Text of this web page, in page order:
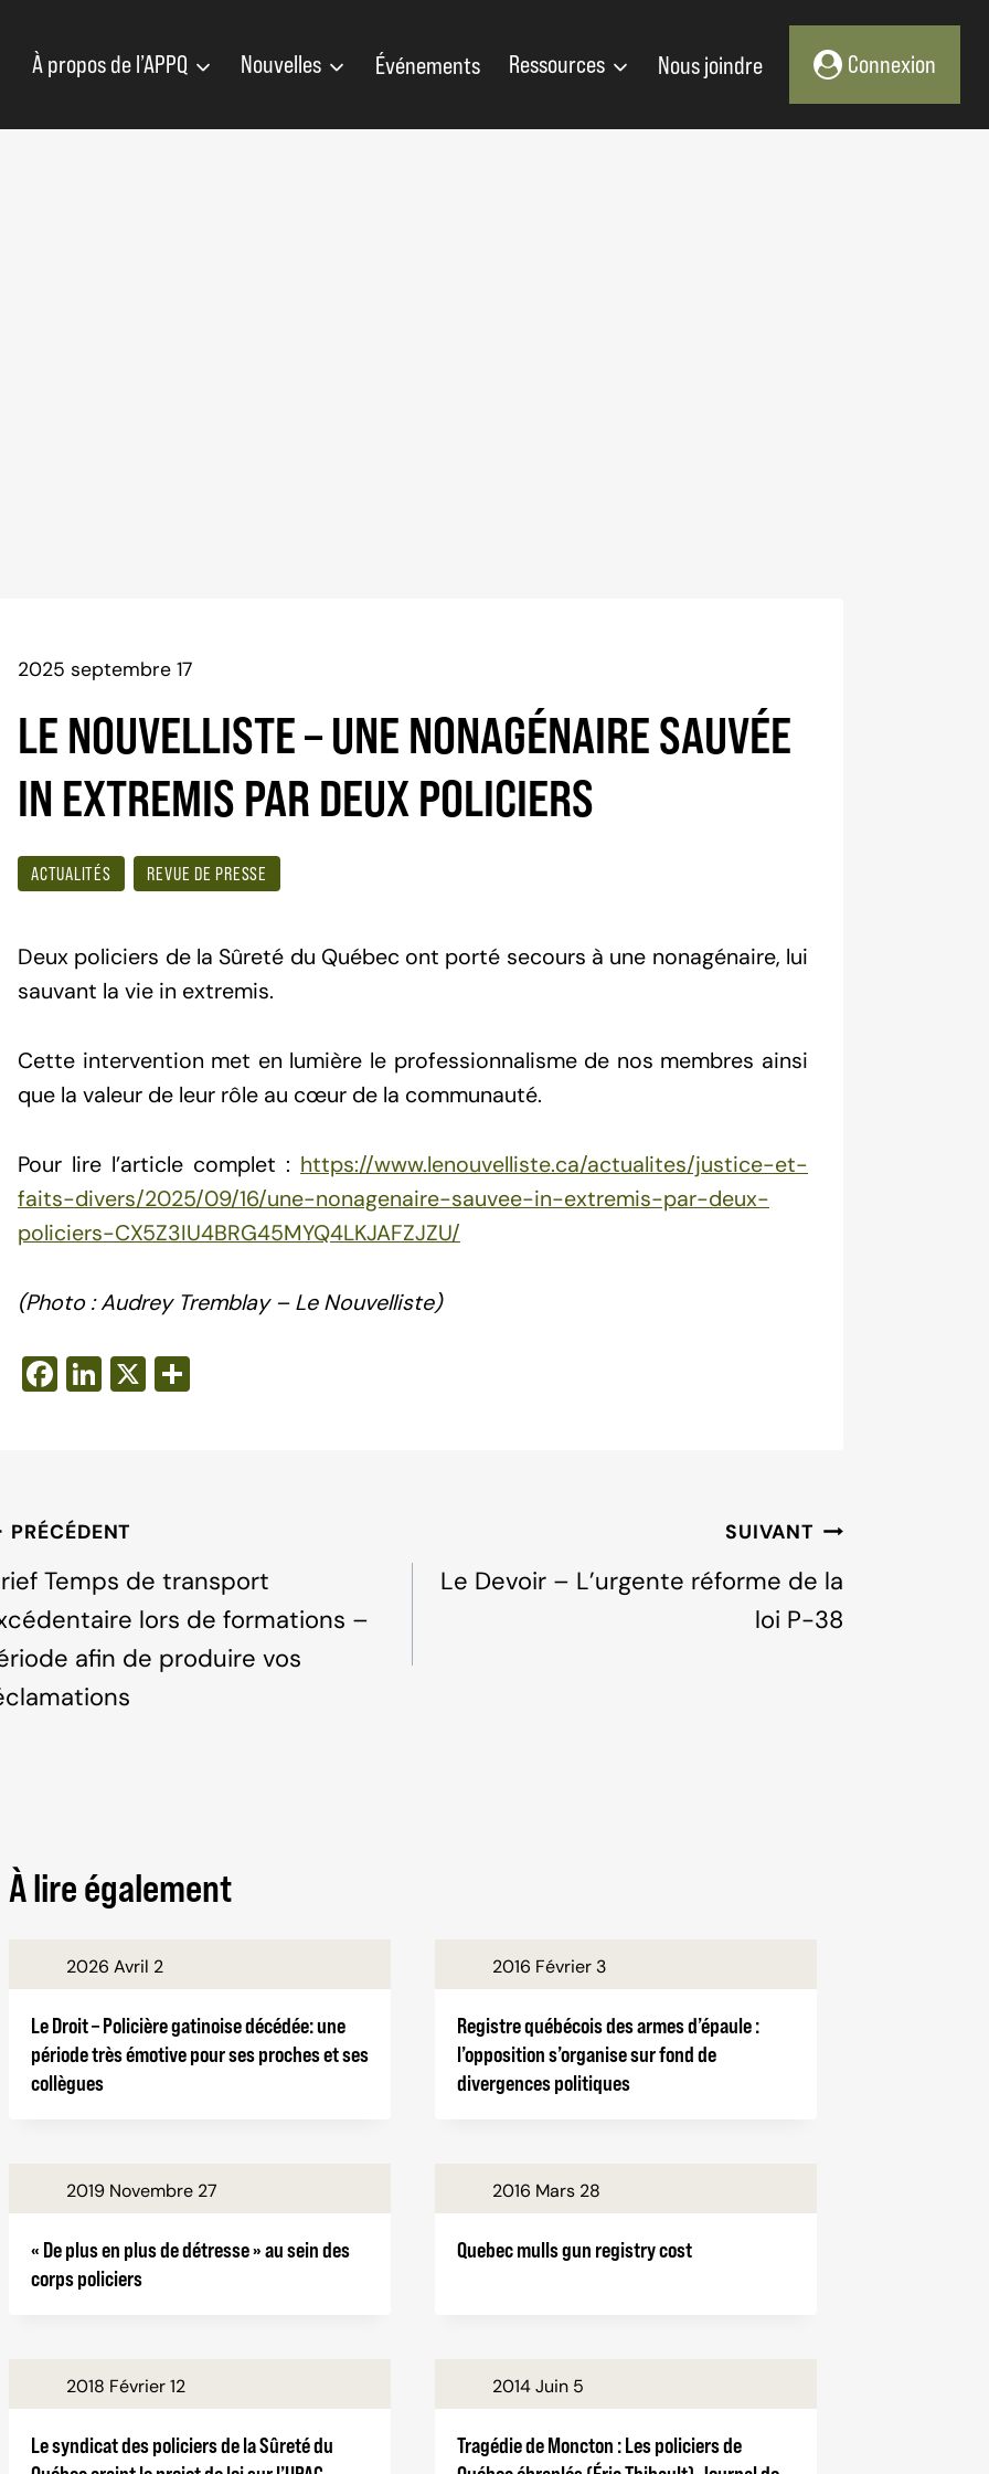
À propos de l’APPQ Nouvelles Événements Ressources Nous joindre Connexion
ACTUALITÉS REVUE DE PRESSE
LE NOUVELLISTE – UNE NONAGÉNAIRE SAUVÉE
IN EXTREMIS PAR DEUX POLICIERS
2025 septembre 17
Deux policiers de la Sûreté du Québec ont porté secours à une nonagénaire, lui
sauvant la vie in extremis.
Cette intervention met en lumière le professionnalisme de nos membres ainsi
que la valeur de leur rôle au cœur de la communauté.
Pour lire l’article complet : https://www.lenouvelliste.ca/actualites/justice-et-
faits-divers/2025/09/16/une-nonagenaire-sauvee-in-extremis-par-deux-
policiers-CX5Z3IU4BRG45MYQ4LKJAFZJZU/
(Photo : Audrey Tremblay – Le Nouvelliste)
F
b
o
o
k
Li
dI
n
X
PRÉCÉDENT
Temps de transport
lors de formations –
afin de produire vos
SUIVANT
Le Devoir – L’urgente réforme de la
loi P-38
À lire également
2026 Avril 2
Le Droit – Policière gatinoise décédée: une
période très émotive pour ses proches et ses
collègues
2016 Février 3
Registre québécois des armes d’épaule :
l’opposition s’organise sur fond de
divergences politiques
2019 Novembre 27
« De plus en plus de détresse » au sein des
corps policiers
2016 Mars 28
Quebec mulls gun registry cost
2018 Février 12
Le syndicat des policiers de la Sûreté du
2014 Juin 5
Tragédie de Moncton : Les policiers de